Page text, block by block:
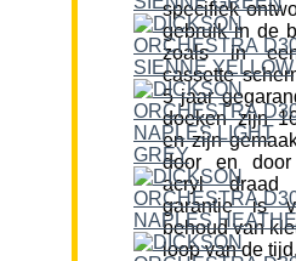
specifiek
gebruik in de
zoals in
cassette
5 jaar
doeken zijn
en zijn
door en door
acryl
garantie is
behoud van
loop van de tijd.